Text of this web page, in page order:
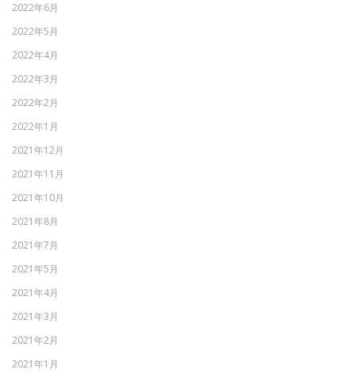
2022年6月
2022年5月
2022年4月
2022年3月
2022年2月
2022年1月
2021年12月
2021年11月
2021年10月
2021年8月
2021年7月
2021年5月
2021年4月
2021年3月
2021年2月
2021年1月